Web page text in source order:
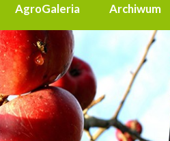
AgroGaleria Archiwum